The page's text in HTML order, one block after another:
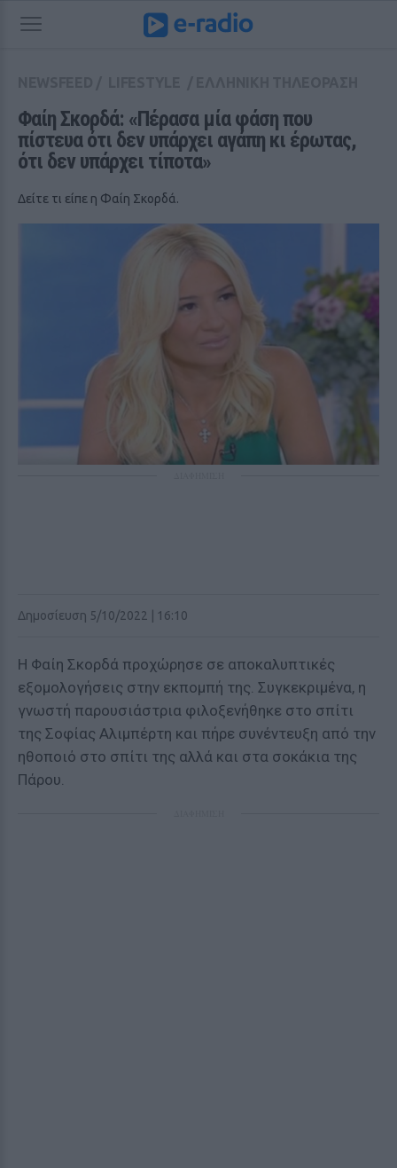
Φαίη Σκορδά: «Πέρασα μία φάση που
πίστευα ότι δεν υπάρχει αγάπη κι έρωτας,
ότι δεν υπάρχει τίποτα»
Δείτε τι είπε η Φαίη Σκορδά.
Δημοσίευση 5/10/2022 | 16:10
Η Φαίη Σκορδά προχώρησε σε αποκαλυπτικές
εξομολογήσεις στην εκπομπή της. Συγκεκριμένα, η
γνωστή παρουσιάστρια φιλοξενήθηκε στο σπίτι
της Σοφίας Αλιμπέρτη και πήρε συνέντευξη από την
ηθοποιό στο σπίτι της αλλά και στα σοκάκια της
Πάρου.